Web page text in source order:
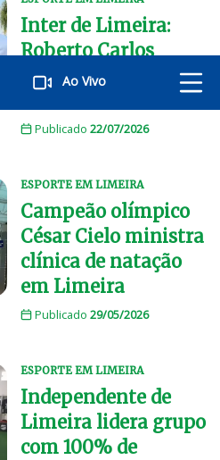
Ao Vivo
Inter de Limeira:
Roberto Carlos
confirma SAF ao lado
Publicado 22/07/2026
ESPORTE EM LIMEIRA
Campeão olímpico
César Cielo ministra
clínica de natação
em Limeira
Publicado 29/05/2026
ESPORTE EM LIMEIRA
Independente de
Limeira lidera grupo
com 100% de